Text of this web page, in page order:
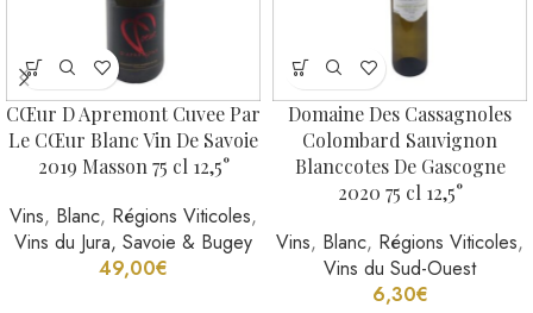
CŒur D Apremont Cuvee Par
Le CŒur Blanc Vin De Savoie
2019 Masson 75 cl 12,5°
Vins, Blanc, Régions Viticoles,
Vins du Jura, Savoie & Bugey
49,00€
Domaine Des Cassagnoles
Colombard Sauvignon
Blanccotes De Gascogne
2020 75 cl 12,5°
Vins, Blanc, Régions Viticoles,
Vins du Sud-Ouest
6,30€